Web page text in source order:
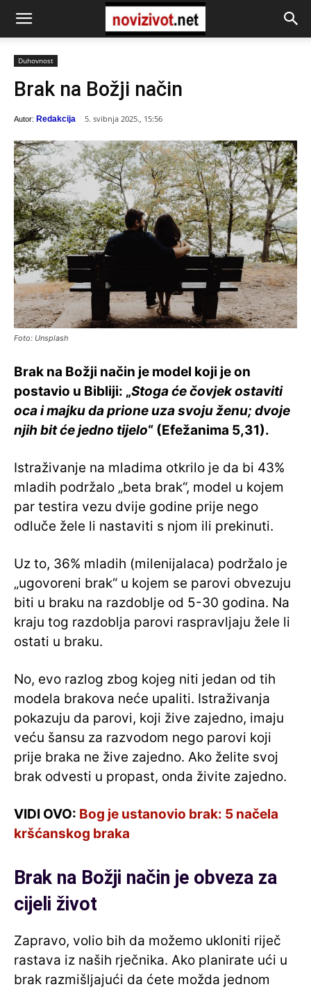
Duhovnost
Brak na Božji način
Autor: Redakcija 5. svibnja 2025., 15:56
Foto: Unsplash
Brak na Božji način je model koji je on
postavio u Bibliji: „Stoga će čovjek ostaviti
oca i majku da prione uza svoju ženu; dvoje
njih bit će jedno tijelo“ (Efežanima 5,31).
Istraživanje na mladima otkrilo je da bi 43%
mladih podržalo „beta brak“, model u kojem
par testira vezu dvije godine prije nego
odluče žele li nastaviti s njom ili prekinuti.
Uz to, 36% mladih (milenijalaca) podržalo je
„ugovoreni brak“ u kojem se parovi obvezuju
biti u braku na razdoblje od 5-30 godina. Na
kraju tog razdoblja parovi raspravljaju žele li
ostati u braku.
No, evo razlog zbog kojeg niti jedan od tih
modela brakova neće upaliti. Istraživanja
pokazuju da parovi, koji žive zajedno, imaju
veću šansu za razvodom nego parovi koji
prije braka ne žive zajedno. Ako želite svoj
brak odvesti u propast, onda živite zajedno.
VIDI OVO: Bog je ustanovio brak: 5 načela
kršćanskog braka
Brak na Božji način je obveza za
cijeli život
Zapravo, volio bih da možemo ukloniti riječ
rastava iz naših rječnika. Ako planirate ući u
brak razmišljajući da ćete možda jednom